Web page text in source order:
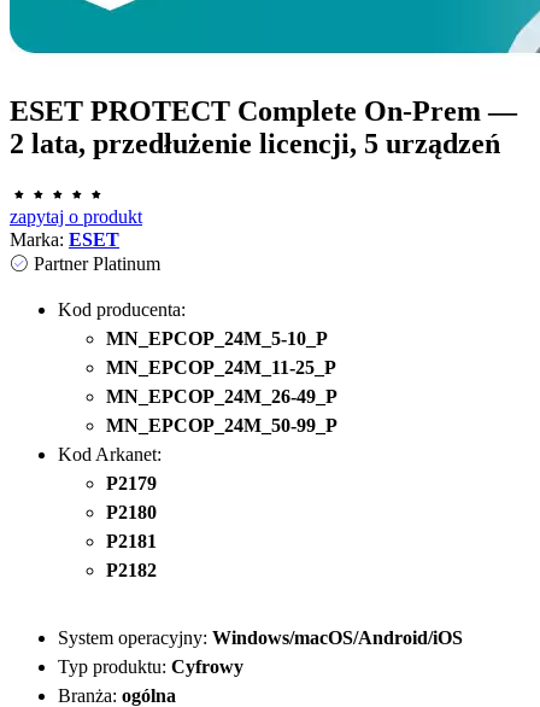
ESET PROTECT Complete On-Prem —
2 lata, przedłużenie licencji, 5 urządzeń
zapytaj o produkt
Marka: ESET
Partner Platinum
Kod producenta:
MN_EPCOP_24M_5-10_P
MN_EPCOP_24M_11-25_P
MN_EPCOP_24M_26-49_P
MN_EPCOP_24M_50-99_P
Kod Arkanet:
P2179
P2180
P2181
P2182
System operacyjny: Windows/macOS/Android/iOS
Typ produktu: Cyfrowy
Branża: ogólna